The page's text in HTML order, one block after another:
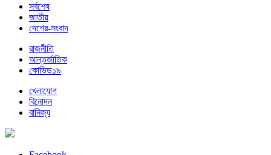
সর্বশেষ
জাতীয়
দেশের-সংবাদ
রাজনীতি
আন্তর্জাতিক
কোভিড১৯
খেলাযোগ
বিনোদন
বানিজ্য